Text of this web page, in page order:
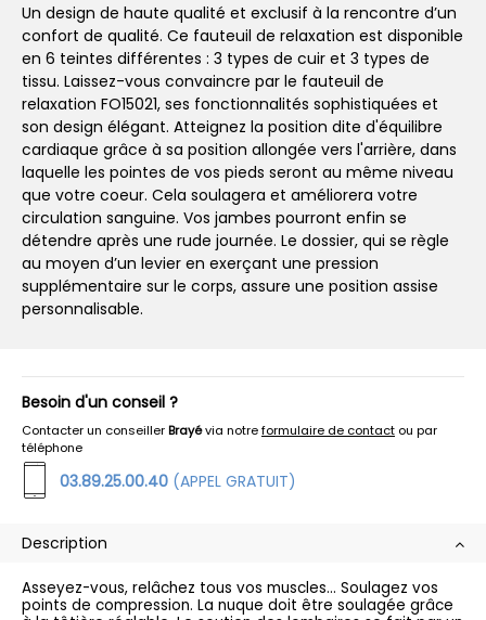
Un design de haute qualité et exclusif à la rencontre d’un
confort de qualité. Ce fauteuil de relaxation est disponible
en 6 teintes différentes : 3 types de cuir et 3 types de
tissu. Laissez-vous convaincre par le fauteuil de
relaxation FO15021, ses fonctionnalités sophistiquées et
son design élégant. Atteignez la position dite d'équilibre
cardiaque grâce à sa position allongée vers l'arrière, dans
laquelle les pointes de vos pieds seront au même niveau
que votre coeur. Cela soulagera et améliorera votre
circulation sanguine. Vos jambes pourront enfin se
détendre après une rude journée. Le dossier, qui se règle
au moyen d’un levier en exerçant une pression
supplémentaire sur le corps, assure une position assise
personnalisable.
Besoin d'un conseil ?
Contacter un conseillerBrayévia notreformulaire de contact ou par
téléphone
03.89.25.00.40 (APPEL GRATUIT)
Description
Asseyez-vous, relâchez tous vos muscles... Soulagez vos
points de compression. La nuque doit être soulagée grâce